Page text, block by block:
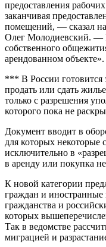
предоставления
заканчивая
помещений, — сказал
Олег Молодиевский. —
собственного
арендованном объекте».
*** В России готовится
продать или сдать
только с разрешения
которого пока не
Документ вводит в
для которых некоторые
исключительно в
в аренду или покупка
К новой категории
граждан и
гражданства и
которых
Так в ведомстве
миграцией и